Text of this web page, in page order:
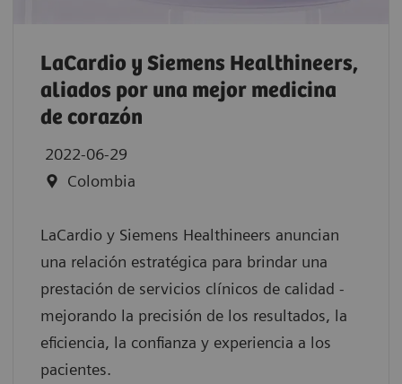
LaCardio y Siemens Healthineers,
aliados por una mejor medicina
de corazón
2022-06-29
Colombia
LaCardio y Siemens Healthineers anuncian
una relación estratégica para brindar una
prestación de servicios clínicos de calidad -
mejorando la precisión de los resultados, la
eficiencia, la confianza y experiencia a los
pacientes.